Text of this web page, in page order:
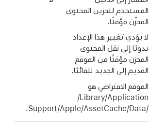
المستخدم لتخزين المحتوى
المخزّن مؤقتًا.
لا يؤدي تغيير هذا الإعداد
يدويًا إلى نقل المحتوى
المخزن مؤقتًا من الموقع
القديم إلى الجديد تلقائيًا.
الموقع الافتراضي هو
‎/Library/Application
Support/Apple/AssetCache/Data/‎.